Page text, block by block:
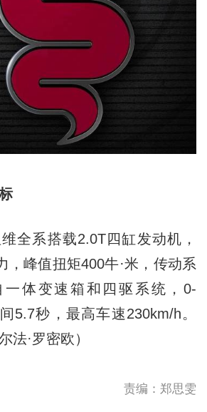
系搭载2.0T四缸发动机，
，峰值扭矩400牛·米，传动系
体变速箱和四驱系统，0-
5.7秒，最高车速230km/h。
法·罗密欧）
责编：郑思雯